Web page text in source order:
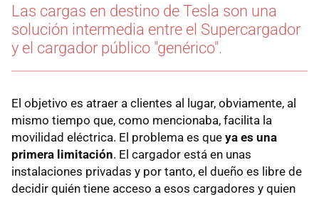
Las cargas en destino de Tesla son una
solución intermedia entre el Supercargador
y el cargador público "genérico".
El objetivo es atraer a clientes al lugar, obviamente, al
mismo tiempo que, como mencionaba, facilita la
movilidad eléctrica. El problema es que ya es una
primera limitación. El cargador está en unas
instalaciones privadas y por tanto, el dueño es libre de
decidir quién tiene acceso a esos cargadores y quien